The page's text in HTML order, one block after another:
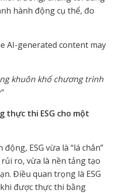
hành động cụ thể, đo
khuôn khổ chương trình
thực thi ESG cho một
ESG vừa là “lá chắn”
ro, vừa là nền tảng tạo
Điều quan trọng là ESG
được thực thi bằng